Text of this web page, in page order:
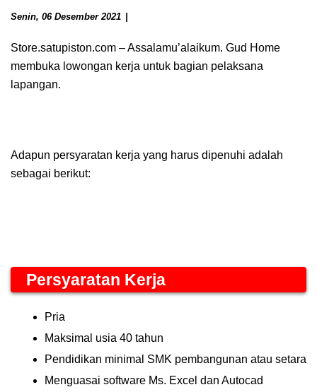
Senin, 06 Desember 2021
Store.satupiston.com – Assalamu’alaikum. Gud Home
membuka lowongan kerja untuk bagian pelaksana
lapangan.
Adapun persyaratan kerja yang harus dipenuhi adalah
sebagai berikut:
Persyaratan Kerja
Pria
Maksimal usia 40 tahun
Pendidikan minimal SMK pembangunan atau setara
Menguasai software Ms. Excel dan Autocad